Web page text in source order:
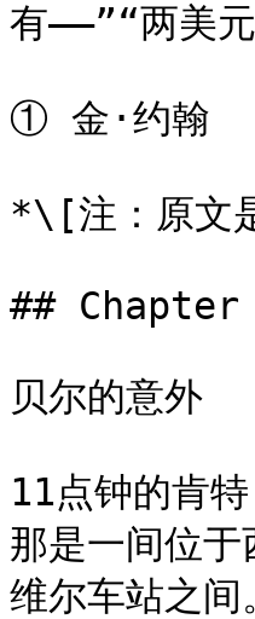
有——”“两美
① 金·约翰
*\[注：原文
##
贝尔的意外
11点钟的肯
那是一间位
维尔车站之间